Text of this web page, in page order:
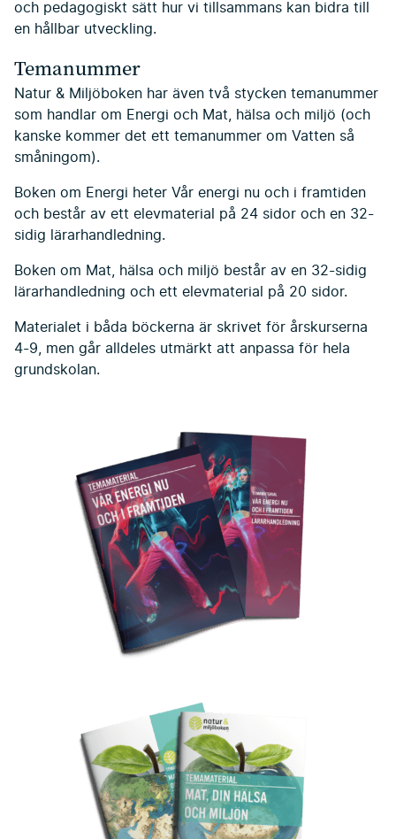
och pedagogiskt sätt hur vi tillsammans kan bidra till
en hållbar utveckling.
Temanummer
Natur & Miljöboken har även två stycken temanummer
som handlar om Energi och Mat, hälsa och miljö (och
kanske kommer det ett temanummer om Vatten så
småningom).
Boken om Energi heter Vår energi nu och i framtiden
och består av ett elevmaterial på 24 sidor och en 32-
sidig lärarhandledning.
Boken om Mat, hälsa och miljö består av en 32-sidig
lärarhandledning och ett elevmaterial på 20 sidor.
Materialet i båda böckerna är skrivet för årskurserna
4-9, men går alldeles utmärkt att anpassa för hela
grundskolan.